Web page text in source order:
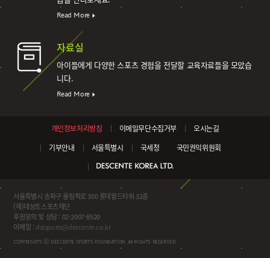
Read More
자료실
아이들에게 다양한 스포츠 경험을 전달할 교육자료들을 모았습
니다.
Read More
개인정보처리방침 이메일무단수집거부
오시는길
기부안내
서울특별시 국세청 국민권익위원회
서울특별시 송파구 올림픽로 300 롯데월드타워 32층
(재)데상트스포츠재단
후원문의 및 상담 : 02-2007-8520
이메일 : dstsports@descente.co.kr
COPYRIGHTS ⓒ DESCENTE SPORTS FOUNDATION. All RIGHTS RESERVED.